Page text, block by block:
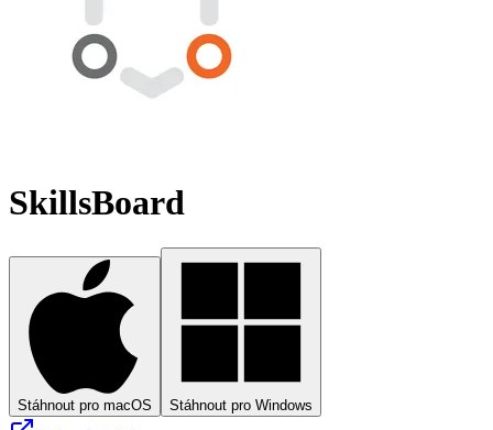
SkillsBoard
Stáhnout pro macOS Stáhnout pro Windows